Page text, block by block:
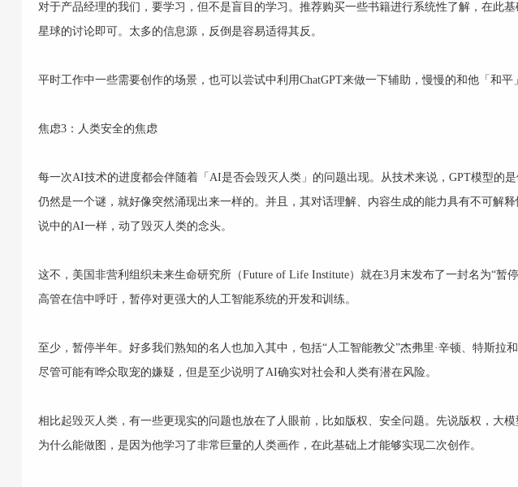
对于产品经理的我们，要学习，但不是盲目的学习。推荐购买一些书籍进行系统性了解，在此
星球的讨论即可。太多的信息源，反倒是容易适得其反。
平时工作中一些需要创作的场景，也可以尝试中利用ChatGPT来做一下辅助，慢慢的和他「和平
焦虑3：人类安全的焦虑
每一次AI技术的进度都会伴随着「AI是否会毁灭人类」的问题出现。从技术来说，GPT模型的
仍然是一个谜，就好像突然涌现出来一样的。并且，其对话理解、内容生成的能力具有不可解
说中的AI一样，动了毁灭人类的念头。
这不，美国非营利组织未来生命研究所（Future of Life Institute）就在3月末发布了一封名为“暂
高管在信中呼吁，暂停对更强大的人工智能系统的开发和训练。
至少，暂停半年。好多我们熟知的名人也加入其中，包括“人工智能教父”杰弗里·辛顿、特斯拉
尽管可能有哗众取宠的嫌疑，但是至少说明了AI确实对社会和人类有潜在风险。
相比起毁灭人类，有一些更现实的问题也放在了人眼前，比如版权、安全问题。先说版权，大
为什么能做图，是因为他学习了非常巨量的人类画作，在此基础上才能够实现二次创作。